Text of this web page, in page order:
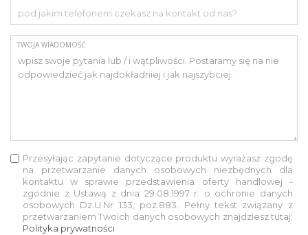
TWOJA WIADOMOŚĆ
Przesyłając zapytanie dotyczące produktu wyrażasz zgodę
na przetwarzanie danych osobowych niezbędnych dla
kontaktu w sprawie przedstawienia oferty handlowej -
zgodnie z Ustawą z dnia 29.08.1997 r. o ochronie danych
osobowych Dz.U.Nr 133, poz.883. Pełny tekst związany z
przetwarzaniem Twoich danych osobowych znajdziesz tutaj:
Polityka prywatności